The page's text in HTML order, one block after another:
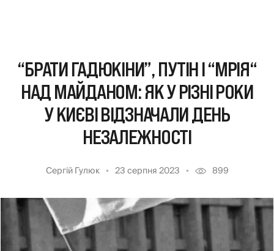
“БРАТИ ГАДЮКІНИ”, ПУТІН І “МРІЯ“
НАД МАЙДАНОМ: ЯК У РІЗНІ РОКИ
У КИЄВІ ВІДЗНАЧАЛИ ДЕНЬ
НЕЗАЛЕЖНОСТІ
Сергій Гулюк 23 серпня 2023 899